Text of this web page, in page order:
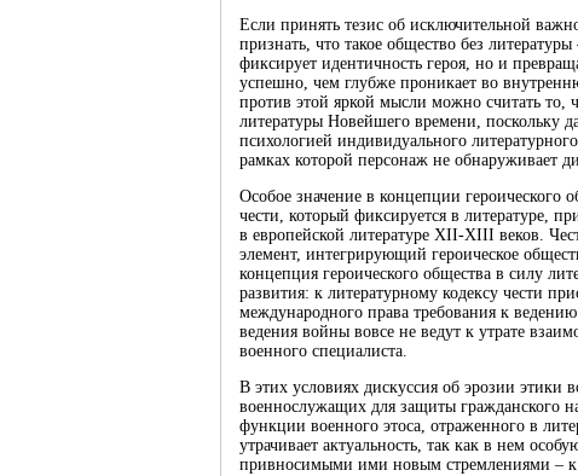
Если принять тезис об исключительной
признать, что такое общество без
фиксирует идентичность героя, но и
успешно, чем глубже проникает во
против этой яркой мысли можно считать то,
литературы Новейшего времени, поскольку
психологией индивидуального
рамках которой персонаж не обнаруживает
Особое значение в концепции героического
чести, который фиксируется в литературе,
в европейской литературе XII-XIII веков.
элемент, интегрирующий героическое
концепция героического общества в силу
развития: к литературному кодексу чести
международного права требования к
ведения войны вовсе не ведут к утрате
военного специалиста.
В этих условиях дискуссия об эрозии
военнослужащих для защиты гражданского
функции военного этоса, отраженного в
утрачивает актуальность, так как в нем
привносимыми ими новым стремлениями – к